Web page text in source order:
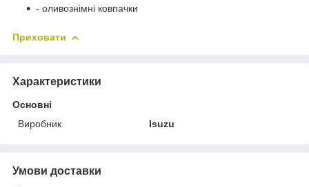
- оливознімні ковпачки
Приховати
Характеристики
Основні
Виробник
Isuzu
Умови доставки